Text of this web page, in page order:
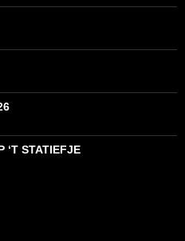
‘T STATIEFJE